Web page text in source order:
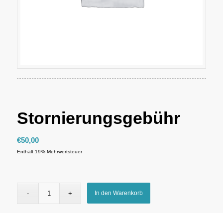
Stornierungsgebühr
€50,00
Enthält 19% Mehrwertsteuer
In den Warenkorb